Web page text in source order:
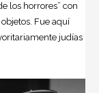
los horrores” con
Fue aquí
judías